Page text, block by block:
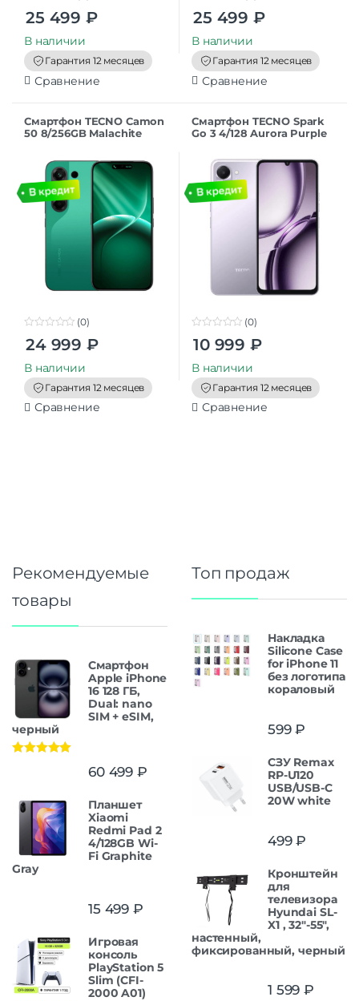
o
t
o
f
5
25 499 ₽
В наличии
Гарантия 12 месяцев
Сравнение
o
t
o
f
5
25 499 ₽
В наличии
Гарантия 12 месяцев
Сравнение
Смартфон TECNO Camon
50 8/256GB Malachite
o
t
o
f
5
(0)
24 999 ₽
В наличии
Гарантия 12 месяцев
Сравнение
Смартфон TECNO Spark
Go 3 4/128 Aurora Purple
t
o
f
5
(0)
10 999 ₽
В наличии
Гарантия 12 месяцев
Сравнение
Рекомендуемые
товары
Смартфон
Apple iPhone
16 128 ГБ,
Dual: nano
SIM + eSIM,
черный
60 499 ₽
Планшет
Xiaomi
Redmi Pad 2
4/128GB Wi-
Fi Graphite
Gray
15 499 ₽
Игровая
консоль
PlayStation 5
Slim (CFI-
2000 A01)
Топ продаж
Накладка
Silicone Case
for iPhone 11
без логотипа
кораловый
599₽
СЗУ Remax
RP-U120
USB/USB-C
20W white
499₽
Кронштейн
для
телевизора
Hyundai SL-
X1 , 32"-55",
настенный,
фиксированный, черный
1 599 ₽